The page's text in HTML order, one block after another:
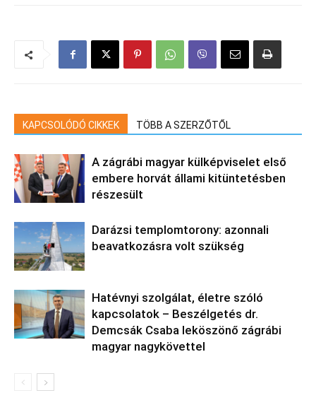
KAPCSOLÓDÓ CIKKEK TÖBB A SZERZŐTŐL
A zágrábi magyar külképviselet első
embere horvát állami kitüntetésben
részesült
Darázsi templomtorony: azonnali
beavatkozásra volt szükség
Hatévnyi szolgálat, életre szóló
kapcsolatok – Beszélgetés dr.
Demcsák Csaba leköszönő zágrábi
magyar nagykövettel